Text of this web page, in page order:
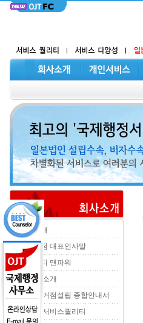
회사소개
한일지점 대표인사말
오제이티 맨파워
서비스 소개
일본내 거점설립 종합안내서
특별한 서비스퀄리티